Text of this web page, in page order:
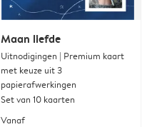
Maan liefde
Uitnodigingen | Premium kaart
met keuze uit 3
papierafwerkingen
Set van 10 kaarten
Vanaf